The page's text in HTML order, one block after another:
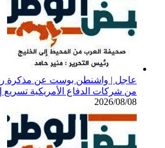
عاجل | واشنطن بوست عن مذكرة
من شركات الدفاع الأمريكية تسريع
2026/08/08